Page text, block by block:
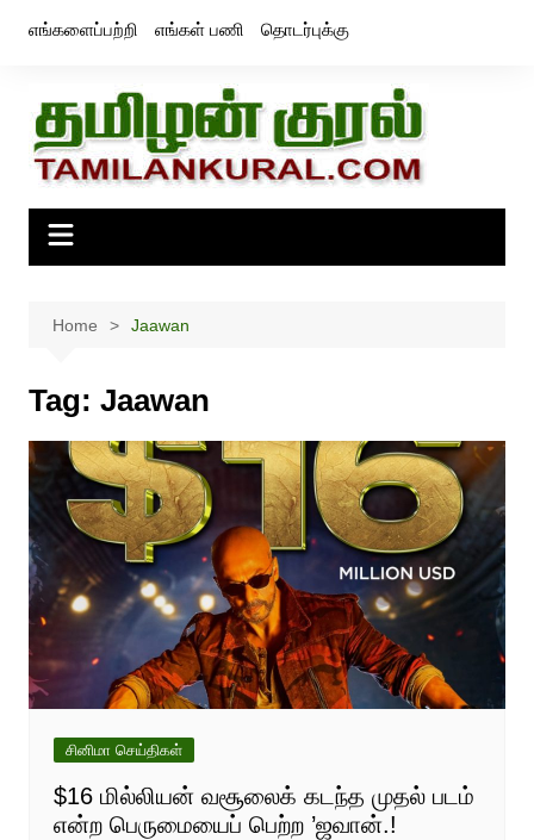
எங்களைப்பற்றி எங்கள் பணி தொடர்புக்கு
Home Jaawan
Tag: Jaawan
சினிமா செய்திகள்
$16 மில்லியன் வசூலைக் கடந்த முதல் படம்
என்ற பெருமையைப் பெற்ற ’ஜவான்.!